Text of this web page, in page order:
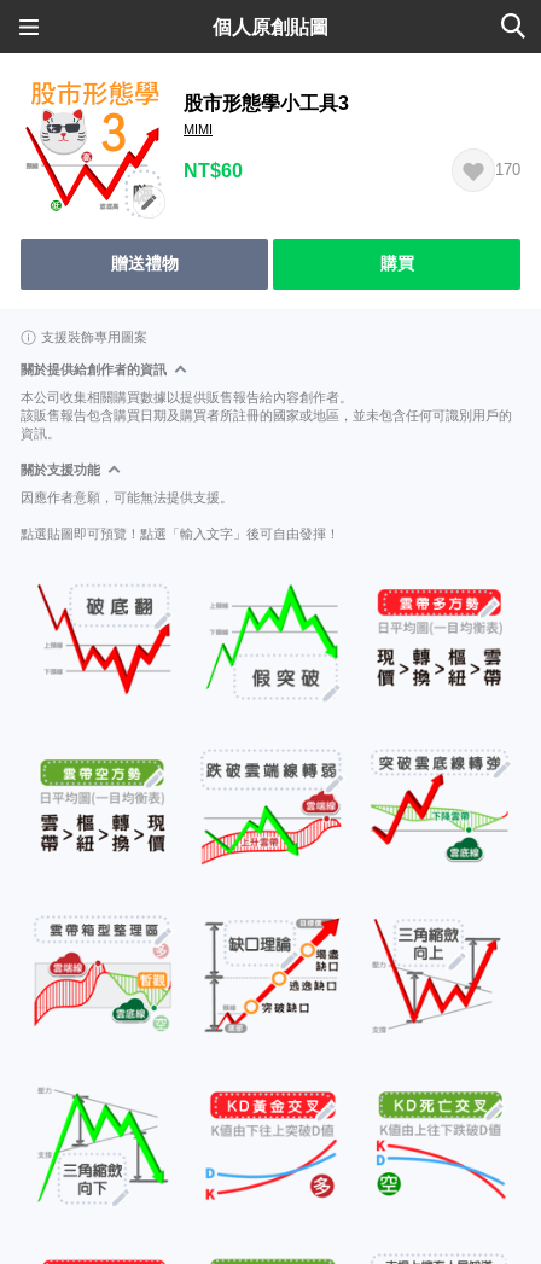
個人原創貼圖
股市形態學小工具3
MIMI
NT$60 170
贈送禮物 購買
支援裝飾專用圖案
關於提供給創作者的資訊
本公司收集相關購買數據以提供販售報告給內容創作者。
該販售報告包含購買日期及購買者所註冊的國家或地區，並未包含任何可識別用戶的
資訊。
關於支援功能
因應作者意願，可能無法提供支援。
點選貼圖即可預覽！點選「輸入文字」後可自由發揮！